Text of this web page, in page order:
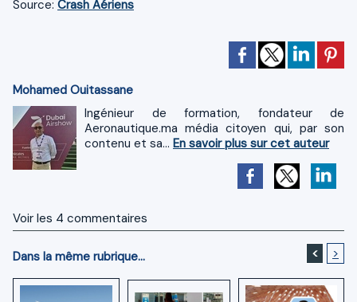
Source: Crash Aériens
Mohamed Ouitassane
Ingénieur de formation, fondateur de
Aeronautique.ma média citoyen qui, par son
contenu et sa... En savoir plus sur cet auteur
Voir les 4 commentaires
Dans la même rubrique... < >